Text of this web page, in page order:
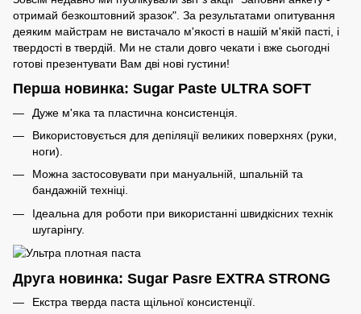
отримай безкоштовний зразок". За результатами опитування
деяким майстрам не вистачало м'якості в нашій м'якій пасті, і
твердості в твердій. Ми не стали довго чекати і вже сьогодні
готові презентувати Вам дві нові густини!
Перша новинка: Sugar Paste ULTRA SOFT
Дуже м'яка та пластична консистенція.
Використовується для депіляції великих поверхнях (руки,
ноги).
Можна застосовувати при мануальній, шпальній та
бандажній техніці.
Ідеальна для роботи при використанні швидкісних технік
шугарінгу.
Друга новинка: Sugar Pasre EXTRA STRONG
Екстра тверда паста щільної консистенції.